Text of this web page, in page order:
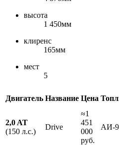
высота
1 450мм
клиренс
165мм
мест
5
Двигатель Название Цена
2,0 AT
(150 л.с.)
Drive
≈1
451
000
руб.
АИ-